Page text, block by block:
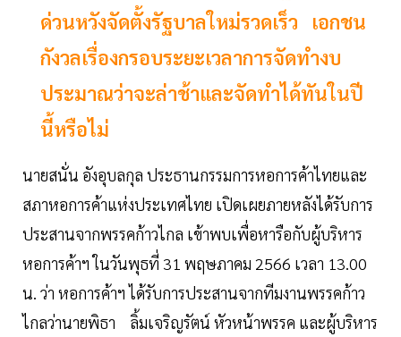
ด่วนหวังจัดตั้งรัฐบาลใหม่รวดเร็ว เอกชน
กังวลเรื่องกรอบระยะเวลาการจัดทำงบ
ประมาณว่าจะล่าช้าและจัดทำได้ทันในปี
นี้หรือไม่
นายสนั่น อังอุบลกุล ประธานกรรมการหอการค้าไทยและ
สภาหอการค้าแห่งประเทศไทย เปิดเผยภายหลังได้รับการ
ประสานจากพรรคก้าวไกล เข้าพบเพื่อหารือกับผู้บริหาร
หอการค้าฯ ในวันพุธที่ 31 พฤษภาคม 2566 เวลา 13.00
น. ว่า หอการค้าฯ ได้รับการประสานจากทีมงานพรรคก้าว
ไกลว่านายพิธา ลิ้มเจริญรัตน์ หัวหน้าพรรค และผู้บริหาร